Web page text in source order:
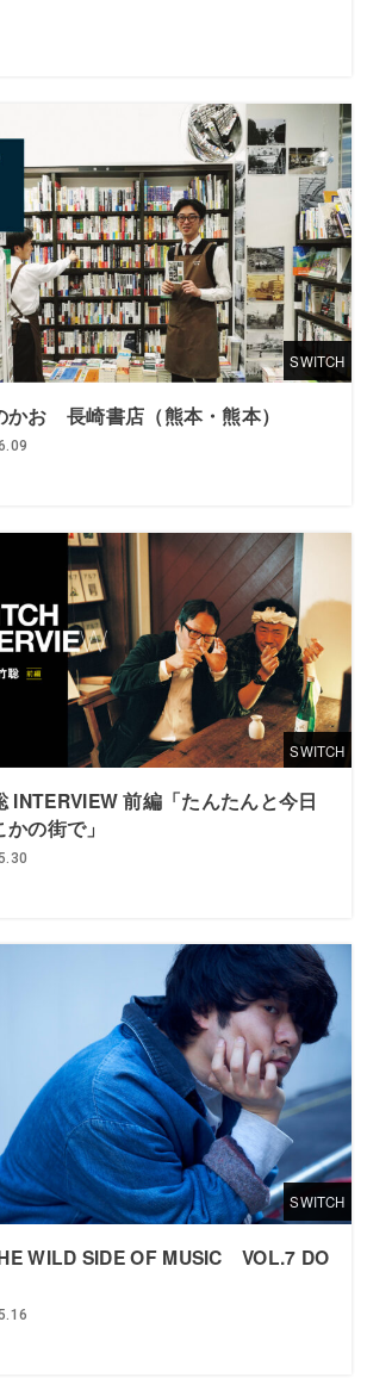
SWITCH
かお 長崎書店（熊本・熊本）
SWITCH
INTERVIEW 前編「たんたんと今日
かの街で」
SWITCH
WILD SIDE OF MUSIC VOL.7 DO